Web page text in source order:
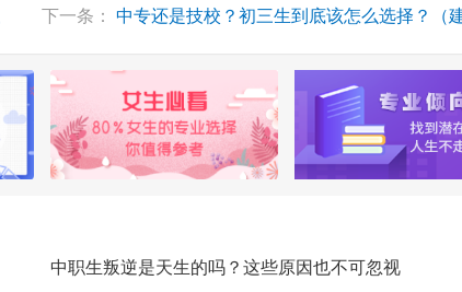
下一条： 中专还是技校？初三生到底该怎么选择？（建议收藏
中职生叛逆是天生的吗？这些原因也不可忽视